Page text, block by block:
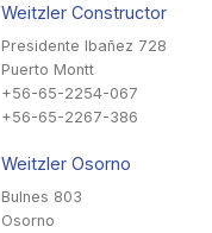
Weitzler Constructor
Presidente Ibañez 728
Puerto Montt
+56-65-2254-067
+56-65-2267-386
Weitzler Osorno
Bulnes 803
Osorno